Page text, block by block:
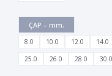
ÇAP – mm.
8.0 10.0 12.0 14.0
25.0
26.0 28.0 30.0